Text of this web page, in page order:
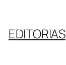
EDITORIAS